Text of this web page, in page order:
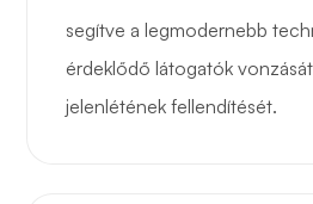
segítve a legmodernebb
érdeklődő látogatók
jelenlétének fellendítését.